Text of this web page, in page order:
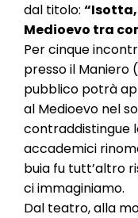
dal titolo: “Isotta,
Medioevo tra
Per cinque
presso il Maniero
pubblico potrà
al Medioevo nel
contraddistingue
accademici
buia fu tutt’altro
ci immaginiamo.
Dal teatro, alla